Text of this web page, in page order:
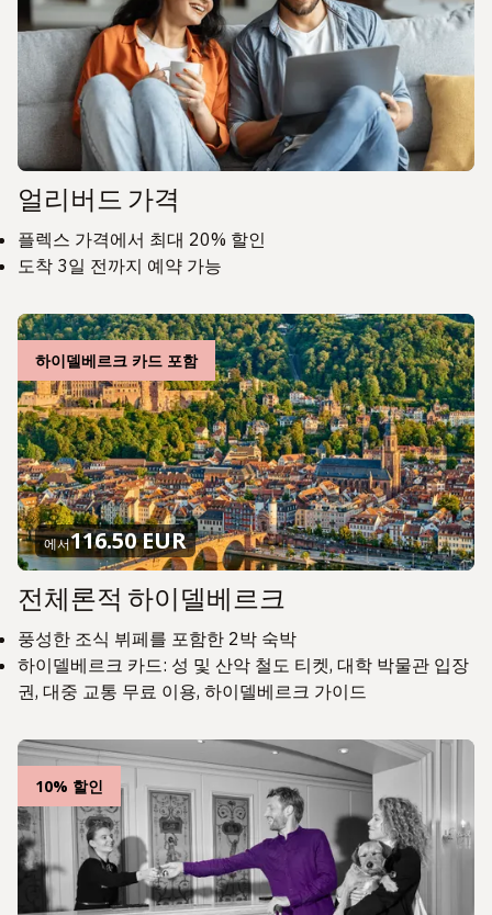
얼리버드 가격
플렉스 가격에서 최대 20% 할인
도착 3일 전까지 예약 가능
하이델베르크 카드 포함
에서116.50 EUR
전체론적 하이델베르크
풍성한 조식 뷔페를 포함한 2박 숙박
하이델베르크 카드: 성 및 산악 철도 티켓, 대학 박물관 입장
권, 대중 교통 무료 이용, 하이델베르크 가이드
10% 할인